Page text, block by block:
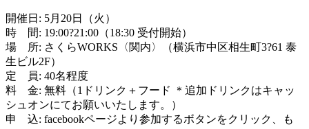
開催日: 5月20日（火）
時 間: 19:00?21:00（18:30 受付開始）
場 所: さくらWORKS〈関内〉（横浜市中区相生町3?61 泰
生ビル2F）
定 員: 40名程度
料 金: 無料（1ドリンク＋フード ＊追加ドリンクはキャッ
シュオンにてお願いいたします。）
申 込: facebookページより参加するボタンをクリック、も